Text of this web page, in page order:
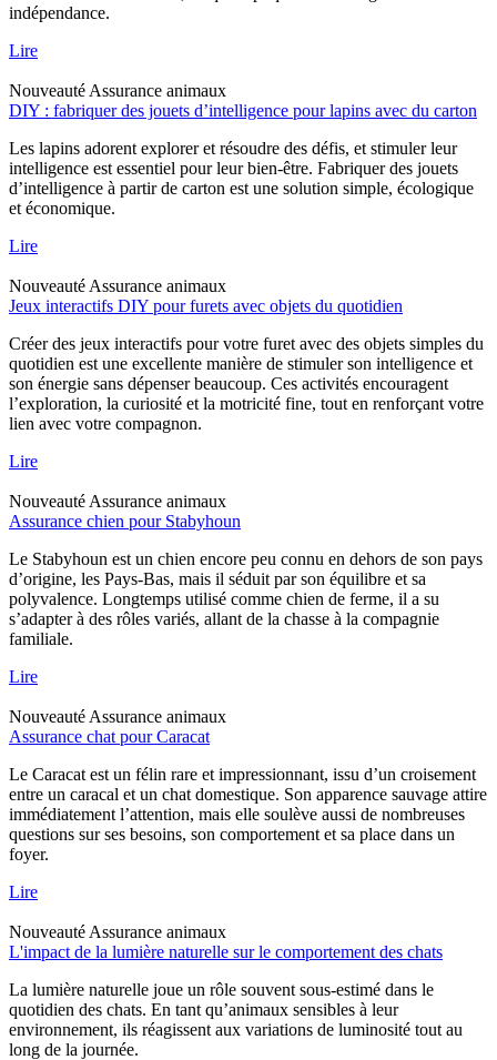
indépendance.
Lire
Nouveauté Assurance animaux
DIY : fabriquer des jouets d’intelligence pour lapins avec du carton
Les lapins adorent explorer et résoudre des défis, et stimuler leur
intelligence est essentiel pour leur bien-être. Fabriquer des jouets
d’intelligence à partir de carton est une solution simple, écologique
et économique.
Lire
Nouveauté Assurance animaux
Jeux interactifs DIY pour furets avec objets du quotidien
Créer des jeux interactifs pour votre furet avec des objets simples du
quotidien est une excellente manière de stimuler son intelligence et
son énergie sans dépenser beaucoup. Ces activités encouragent
l’exploration, la curiosité et la motricité fine, tout en renforçant votre
lien avec votre compagnon.
Lire
Nouveauté Assurance animaux
Assurance chien pour Stabyhoun
Le Stabyhoun est un chien encore peu connu en dehors de son pays
d’origine, les Pays-Bas, mais il séduit par son équilibre et sa
polyvalence. Longtemps utilisé comme chien de ferme, il a su
s’adapter à des rôles variés, allant de la chasse à la compagnie
familiale.
Lire
Nouveauté Assurance animaux
Assurance chat pour Caracat
Le Caracat est un félin rare et impressionnant, issu d’un croisement
entre un caracal et un chat domestique. Son apparence sauvage attire
immédiatement l’attention, mais elle soulève aussi de nombreuses
questions sur ses besoins, son comportement et sa place dans un
foyer.
Lire
Nouveauté Assurance animaux
L'impact de la lumière naturelle sur le comportement des chats
La lumière naturelle joue un rôle souvent sous-estimé dans le
quotidien des chats. En tant qu’animaux sensibles à leur
environnement, ils réagissent aux variations de luminosité tout au
long de la journée.